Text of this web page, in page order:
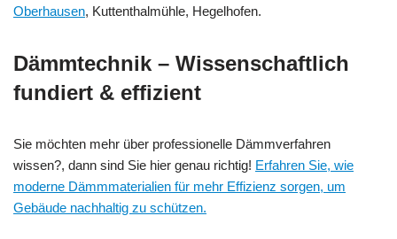
Oberhausen, Kuttenthalmühle, Hegelhofen.
Dämmtechnik – Wissenschaftlich
fundiert & effizient
Sie möchten mehr über professionelle Dämmverfahren
wissen?, dann sind Sie hier genau richtig! Erfahren Sie, wie
moderne Dämmmaterialien für mehr Effizienz sorgen, um
Gebäude nachhaltig zu schützen.